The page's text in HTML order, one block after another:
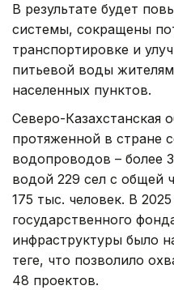
В результате будет
системы, сокращены
транспортировке и
питьевой воды
населенных пунктов.
Северо-Казахстанская
протяженной в стране
водопроводов – более
водой 229 сел с общей
175 тыс. человек. В
государственного
инфраструктуры было
теңге, что позволило
48 проектов.